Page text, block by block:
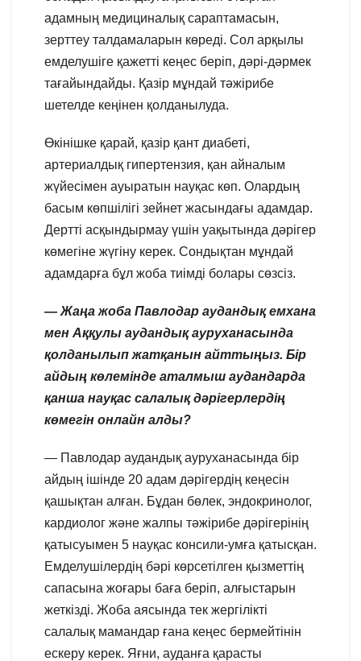
адамның медициналық сараптамасын,
зерттеу талдамаларын көреді. Сол арқылы
емделушіге қажетті кеңес беріп, дәрі-дәрмек
тағайындайды. Қазір мұндай тәжірибе
шетелде кеңінен қолданылуда.
Өкінішке қарай, қазір қант диабеті,
артериалдық гипертензия, қан айналым
жүйесімен ауыратын науқас көп. Олардың
басым көпшілігі зейнет жасындағы адамдар.
Дертті асқындырмау үшін уақытында дәрігер
көмегіне жүгіну керек. Сондықтан мұндай
адамдарға бұл жоба тиімді болары сөзсіз.
— Жаңа жоба Павлодар аудандық емхана
мен Аққулы аудандық ауруханасында
қолданылып жатқанын айттыңыз. Бір
айдың көлемінде аталмыш аудандарда
қанша науқас салалық дәрігерлердің
көмегін онлайн алды?
— Павлодар аудандық ауруханасында бір
айдың ішінде 20 адам дәрігердің кеңесін
қашықтан алған. Бұдан бөлек, эндокринолог,
кардиолог және жалпы тәжірибе дәрігерінің
қатысуымен 5 науқас консили-умға қатысқан.
Емделушілердің бәрі көрсетілген қызметтің
сапасына жоғары баға беріп, алғыстарын
жеткізді. Жоба аясында тек жергілікті
салалық мамандар ғана кеңес бермейтінін
ескеру керек. Яғни, ауданға қарасты